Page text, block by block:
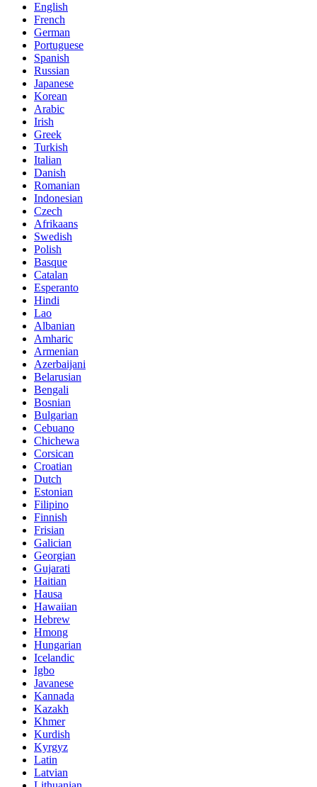
English
French
German
Portuguese
Spanish
Russian
Japanese
Korean
Arabic
Irish
Greek
Turkish
Italian
Danish
Romanian
Indonesian
Czech
Afrikaans
Swedish
Polish
Basque
Catalan
Esperanto
Hindi
Lao
Albanian
Amharic
Armenian
Azerbaijani
Belarusian
Bengali
Bosnian
Bulgarian
Cebuano
Chichewa
Corsican
Croatian
Dutch
Estonian
Filipino
Finnish
Frisian
Galician
Georgian
Gujarati
Haitian
Hausa
Hawaiian
Hebrew
Hmong
Hungarian
Icelandic
Igbo
Javanese
Kannada
Kazakh
Khmer
Kurdish
Kyrgyz
Latin
Latvian